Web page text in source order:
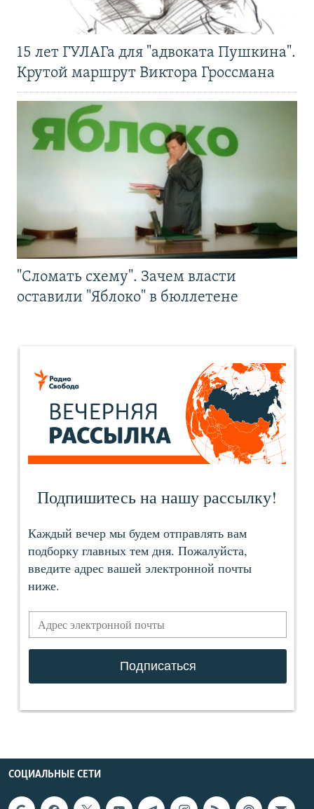
15 лет ГУЛАГа для "адвоката Пушкина".
Крутой маршрут Виктора Гроссмана
"Сломать схему". Зачем власти
оставили "Яблоко" в бюллетене
СОЦИАЛЬНЫЕ СЕТИ